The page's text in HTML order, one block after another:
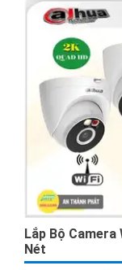
Lắp Bộ
Nét